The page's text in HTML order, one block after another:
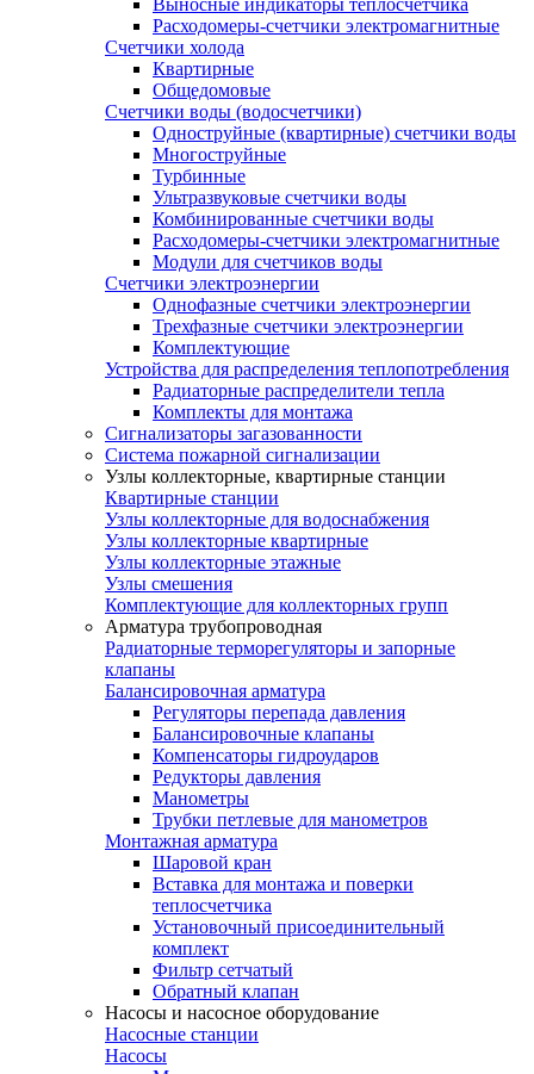
Выносные индикаторы теплосчетчика
Расходомеры-счетчики электромагнитные
Счетчики холода
Квартирные
Общедомовые
Счетчики воды (водосчетчики)
Одноструйные (квартирные) счетчики воды
Многоструйные
Турбинные
Ультразвуковые счетчики воды
Комбинированные счетчики воды
Расходомеры-счетчики электромагнитные
Модули для счетчиков воды
Счетчики электроэнергии
Однофазные счетчики электроэнергии
Трехфазные счетчики электроэнергии
Комплектующие
Устройства для распределения теплопотребления
Радиаторные распределители тепла
Комплекты для монтажа
Сигнализаторы загазованности
Система пожарной сигнализации
Узлы коллекторные, квартирные станции
Квартирные станции
Узлы коллекторные для водоснабжения
Узлы коллекторные квартирные
Узлы коллекторные этажные
Узлы смешения
Комплектующие для коллекторных групп
Арматура трубопроводная
Радиаторные терморегуляторы и запорные
клапаны
Балансировочная арматура
Регуляторы перепада давления
Балансировочные клапаны
Компенсаторы гидроударов
Редукторы давления
Манометры
Трубки петлевые для манометров
Монтажная арматура
Шаровой кран
Вставка для монтажа и поверки
теплосчетчика
Установочный присоединительный
комплект
Фильтр сетчатый
Обратный клапан
Насосы и насосное оборудование
Насосные станции
Насосы